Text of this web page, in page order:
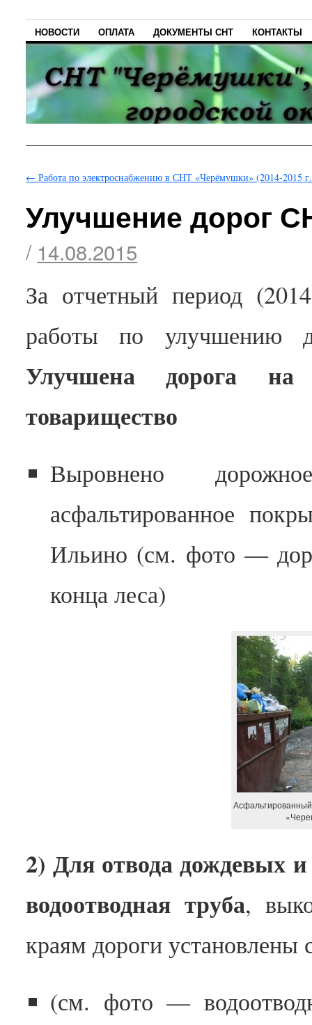
НОВОСТИ ОПЛАТА ДОКУМЕНТЫ СНТ КОНТАКТЫ
← Работа по электроснабжению в СНТ «Черёмушки» (2014-2015
Улучшение дорог
/ 14.08.2015
За отчетный период
работы по улучшению
Улучшена дорога
товарищество
Выровнено
асфальтированное
Ильино (см. фото —
конца леса)
2) Для отвода дождевых
водоотводная труба,
краям дороги установлены
(см. фото —